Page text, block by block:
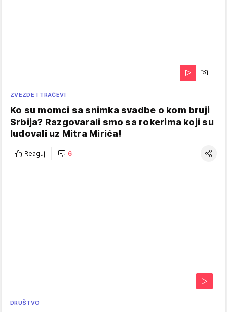
ZVEZDE I TRAČEVI
Ko su momci sa snimka svadbe o kom bruji
Srbija? Razgovarali smo sa rokerima koji su
ludovali uz Mitra Mirića!
Reaguj 6
DRUŠTVO